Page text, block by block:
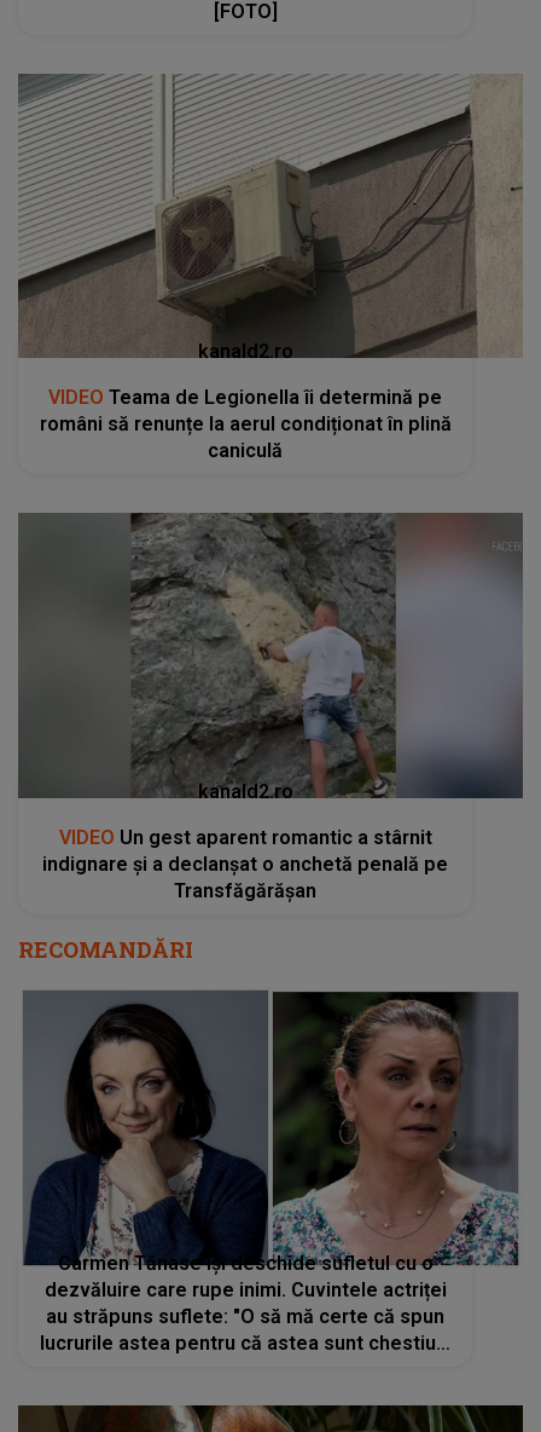
[FOTO]
kanald2.ro
VIDEO Teama de Legionella îi determină pe
români să renunțe la aerul condiționat în plină
caniculă
kanald2.ro
VIDEO Un gest aparent romantic a stârnit
indignare și a declanșat o anchetă penală pe
Transfăgărășan
RECOMANDĂRI
Carmen Tănase își deschide sufletul cu o
dezvăluire care rupe inimi. Cuvintele actriței
au străpuns suflete: "O să mă certe că spun
lucrurile astea pentru că astea sunt chestiuni